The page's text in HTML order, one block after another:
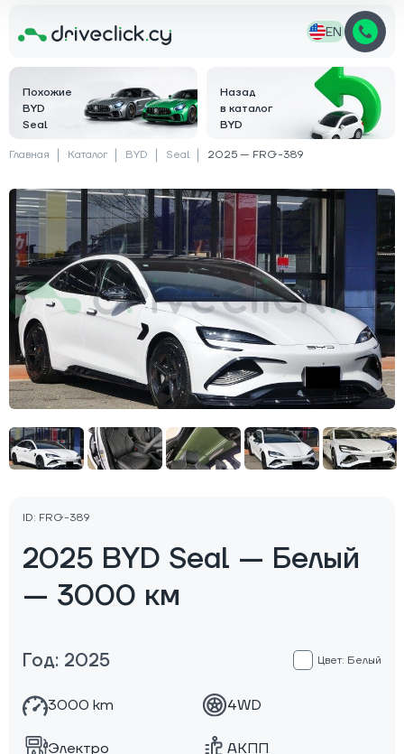
EN
Похожие
BYD
Seal
Назад
в каталог
BYD
Главная Каталог BYD Seal 2025 — FRG-389
ID: FRG-389
2025 BYD Seal — Белый
— 3000 км
Год: 2025 Цвет: Белый
3000 km 4WD
Электро АКПП